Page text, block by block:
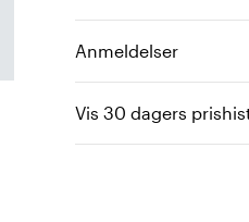
Anmeldelser
Vis 30 dagers